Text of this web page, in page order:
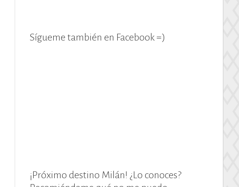
Sígueme también en Facebook =)
¡Próximo destino Milán! ¿Lo conoces?